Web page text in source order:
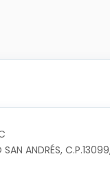
ANDRÉS,